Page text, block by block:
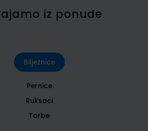
iz ponude
Bilježnice
Pernice
Ruksaci
Torbe